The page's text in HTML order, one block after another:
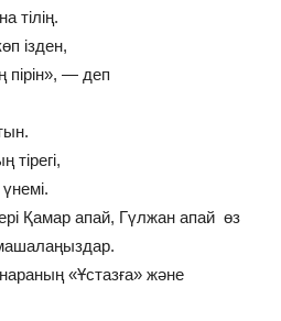
тілің.
ізден,
пірін», — деп
тірегі,
Қамар апай, Гүлжан апай өз
«Ұстазға» және